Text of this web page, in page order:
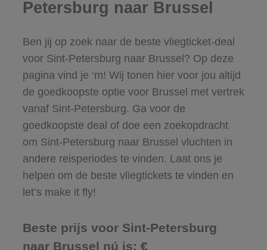
Petersburg naar Brussel
Ben jij op zoek naar de beste vliegticket-deal
voor Sint-Petersburg naar Brussel? Op deze
pagina vind je ‘m! Wij tonen hier voor jou altijd
de goedkoopste optie voor Brussel met vertrek
vanaf Sint-Petersburg. Ga voor de
goedkoopste deal of doe een zoekopdracht
om Sint-Petersburg naar Brussel vluchten in
andere reisperiodes te vinden. Laat ons je
helpen om de beste vliegtickets te vinden en
let’s make it fly!
Beste prijs voor Sint-Petersburg
naar Brussel nú is: €